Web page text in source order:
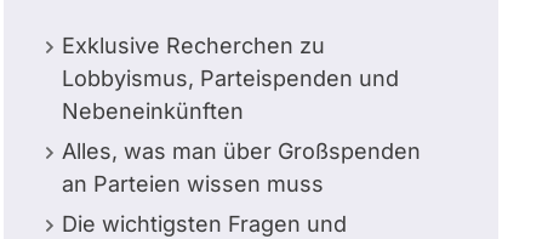
Exklusive Recherchen zu
Lobbyismus, Parteispenden und
Nebeneinkünften
Alles, was man über Großspenden
an Parteien wissen muss
Die wichtigsten Fragen und